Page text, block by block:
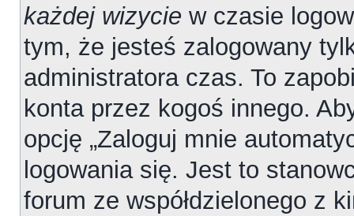
każdej wizycie w czasie
tym, że jesteś zalogowany
administratora czas. To
konta przez kogoś innego.
opcję „Zaloguj mnie
logowania się. Jest to
forum ze współdzielonego z